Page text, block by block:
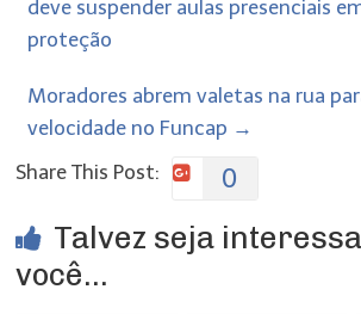
deve suspender aulas presenciais
proteção
Moradores abrem valetas na rua
velocidade no Funcap →
Share This Post:
0
Talvez seja
você...